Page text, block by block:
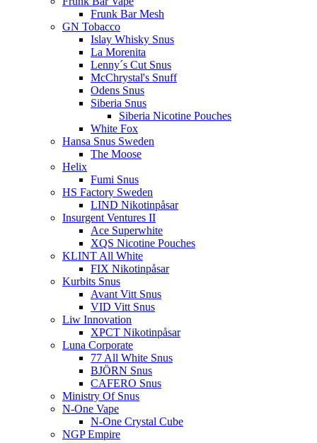
Frunk Bar Mesh
GN Tobacco
Islay Whisky Snus
La Morenita
Lenny´s Cut Snus
McChrystal's Snuff
Odens Snus
Siberia Snus
Siberia Nicotine Pouches
White Fox
Hansa Snus Sweden
The Moose
Helix
Fumi Snus
HS Factory Sweden
LIND Nikotinpåsar
Insurgent Ventures II
Ace Superwhite
XQS Nicotine Pouches
KLINT All White
FIX Nikotinpåsar
Kurbits Snus
Avant Vitt Snus
VID Vitt Snus
Liw Innovation
XPCT Nikotinpåsar
Luna Corporate
77 All White Snus
BJÖRN Snus
CAFERO Snus
Ministry Of Snus
N-One Vape
N-One Crystal Cube
NGP Empire